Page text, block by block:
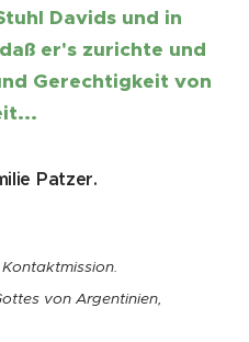
Davids und in
er's zurichte und
Gerechtigkeit von
Patzer.
Kontaktmission.
von Argentinien,